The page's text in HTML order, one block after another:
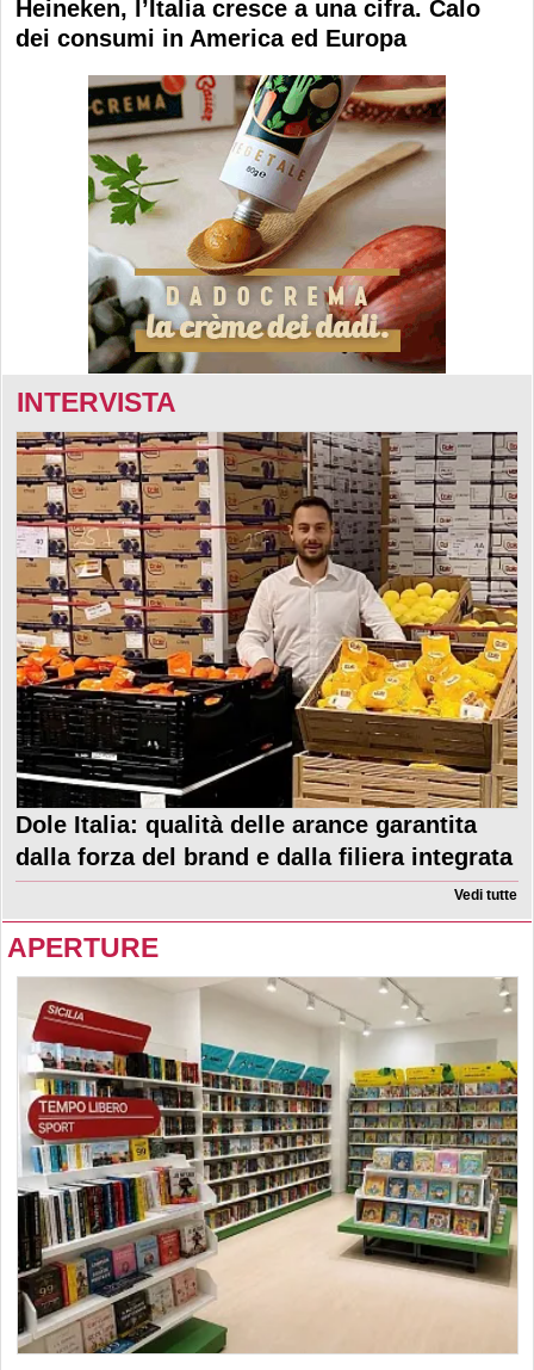
Heineken, l’Italia cresce a una cifra. Calo
dei consumi in America ed Europa
INTERVISTA
Dole Italia: qualità delle arance garantita
dalla forza del brand e dalla filiera integrata
Vedi tutte
APERTURE